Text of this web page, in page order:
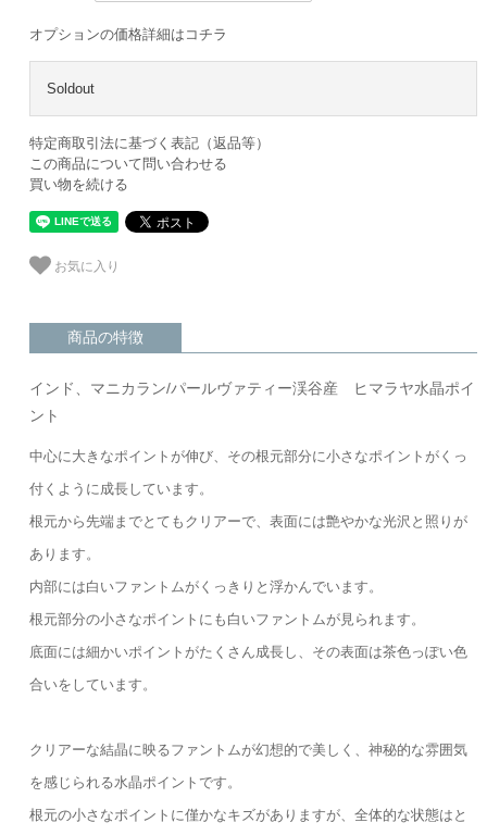
オプションの価格詳細はコチラ
Soldout
特定商取引法に基づく表記（返品等）
この商品について問い合わせる
買い物を続ける
お気に入り
商品の特徴
インド、マニカラン/パールヴァティー渓谷産 ヒマラヤ水晶ポイ
ント
中心に大きなポイントが伸び、その根元部分に小さなポイントがくっ
付くように成長しています。
根元から先端までとてもクリアーで、表面には艶やかな光沢と照りが
あります。
内部には白いファントムがくっきりと浮かんでいます。
根元部分の小さなポイントにも白いファントムが見られます。
底面には細かいポイントがたくさん成長し、その表面は茶色っぽい色
合いをしています。
クリアーな結晶に映るファントムが幻想的で美しく、神秘的な雰囲気
を感じられる水晶ポイントです。
根元の小さなポイントに僅かなキズがありますが、全体的な状態はと